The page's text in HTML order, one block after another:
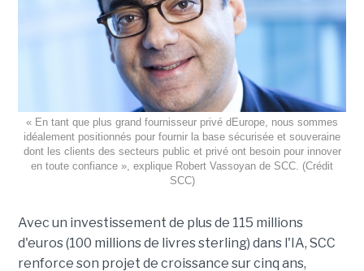
« En tant que plus grand fournisseur privé dEurope, nous sommes
idéalement positionnés pour fournir la base sécurisée et souveraine
dont les clients des secteurs public et privé ont besoin pour innover
en toute confiance », explique Robert Vassoyan de SCC. (Crédit
SCC)
Avec un investissement de plus de 115 millions
d'euros (100 millions de livres sterling) dans l'IA, SCC
renforce son projet de croissance sur cinq ans,